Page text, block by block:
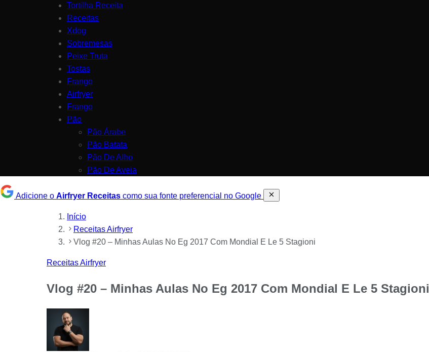
Tortilha Receita
Receitas
Xdog
Sobremesas
Peixe Truta
Tostas
Frango
Airfryer
Frango
Pão
Pão Árabe
Pão Batata
Pão De Alho
Pão De Aveia
Adicione o Airfryer Receitas como sua fonte preferencial no Google
Início
Receitas Airfryer
Vlog #20 – Minhas Aulas No Eg 2017 Com Mondial E Le 5 Stagioni
Receitas Airfryer
Vlog #20 – Minhas Aulas No Eg 2017 Com Mondial E Le 5 Stagioni